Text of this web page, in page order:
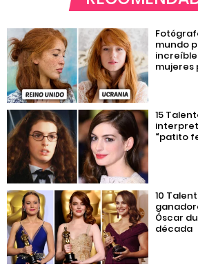
mundo
mujeres
15
“patito
10
Óscar
década